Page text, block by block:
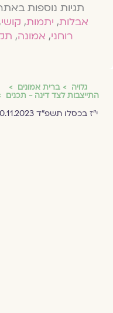
תגיות נוספות
אבלות,יתמות,קושי,
רוחני,אמונה,
גלויה ברית אמונים
התייצבות לצד דינה - תכנים
י״ז בכסלו תשפ״ד 30.11.2023